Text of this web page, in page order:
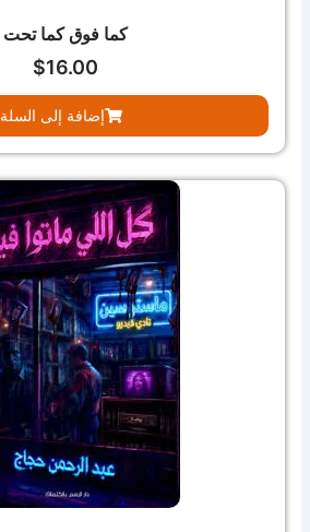
كما فوق كما تحت
$16.00
إضافة إلى السلة